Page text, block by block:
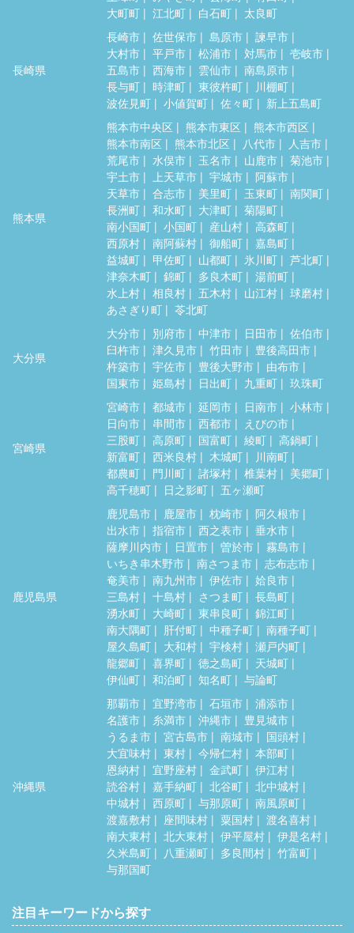
大町町
江北町 白石町 太良町
長崎県
長崎市 佐世保市 島原市
諫早市
大村市
平戸市 松浦市 対馬市
壱岐市
五島市
西海市 雲仙市
南島原市
長与町
時津町 東彼杵町
川棚町
波佐見町
小値賀町 佐々町 新上五島町
熊本県
熊本市中央区 熊本市東区
熊本市西区
熊本市南区
熊本市北区 八代市
人吉市
荒尾市
水俣市 玉名市 山鹿市
菊池市
宇土市
上天草市 宇城市
阿蘇市
天草市
合志市 美里町 玉東町
南関町
長洲町
和水町 大津町
菊陽町
南小国町
小国町 産山村
高森町
西原村
南阿蘇村 御船町
嘉島町
益城町
甲佐町 山都町 氷川町
芦北町
津奈木町
錦町 多良木町
湯前町
水上村
相良村 五木村 山江村
球磨村
あさぎり町
苓北町
大分県
大分市 別府市 中津市 日田市
佐伯市
臼杵市
津久見市 竹田市
豊後高田市
杵築市
宇佐市 豊後大野市
由布市
国東市
姫島村 日出町 九重町 玖珠町
宮崎県
宮崎市 都城市 延岡市 日南市
小林市
日向市
串間市 西都市
えびの市
三股町
高原町 国富町 綾町
高鍋町
新富町
西米良村 木城町
川南町
都農町
門川町 諸塚村 椎葉村
美郷町
高千穂町
日之影町 五ヶ瀬町
鹿児島県
鹿児島市 鹿屋市 枕崎市
阿久根市
出水市
指宿市 西之表市
垂水市
薩摩川内市
日置市 曽於市
霧島市
いちき串木野市
南さつま市
志布志市
奄美市
南九州市 伊佐市
姶良市
三島村
十島村 さつま町
長島町
湧水町
大崎町 東串良町
錦江町
南大隅町
肝付町 中種子町
南種子町
屋久島町
大和村 宇検村
瀬戸内町
龍郷町
喜界町 徳之島町
天城町
伊仙町
和泊町 知名町 与論町
沖縄県
那覇市 宜野湾市 石垣市
浦添市
名護市
糸満市 沖縄市
豊見城市
うるま市
宮古島市 南城市
国頭村
大宜味村
東村 今帰仁村
本部町
恩納村
宜野座村 金武町
伊江村
読谷村
嘉手納町 北谷町
北中城村
中城村
西原町 与那原町
南風原町
渡嘉敷村
座間味村 粟国村
渡名喜村
南大東村
北大東村 伊平屋村
伊是名村
久米島町
八重瀬町 多良間村
竹富町
与那国町
注目キーワードから探す